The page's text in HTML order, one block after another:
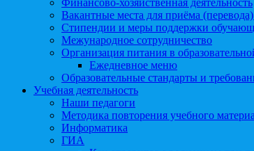
Финансово-хозяйственная деятельность
Вакантные места для приёма
Стипендии и меры поддержки
Межународное сотрудничество
Организация питания в
Ежедневное меню
Образовательные стандарты и
Учебная деятельность
Наши педагоги
Методика повторения учебного
Информатика
ГИА